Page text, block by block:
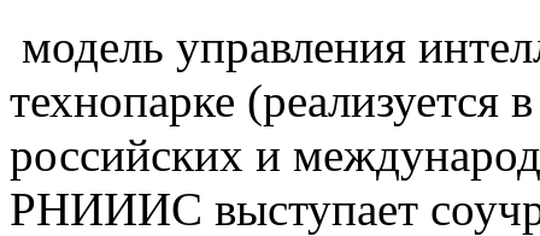
модель управления
технопарке (реализуется
российских и
РНИИИС выступает